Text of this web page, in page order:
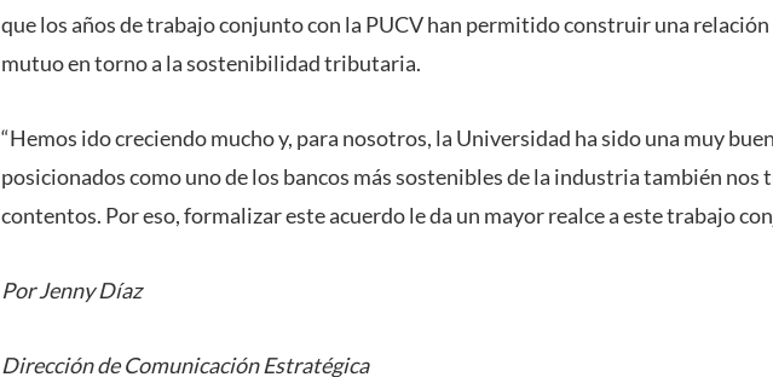
que los años de trabajo conjunto con la PUCV han permitido construir una
mutuo en torno a la sostenibilidad tributaria.
“Hemos ido creciendo mucho y, para nosotros, la Universidad ha sido una muy
posicionados como uno de los bancos más sostenibles de la industria también nos
contentos. Por eso, formalizar este acuerdo le da un mayor realce a este trabajo
Por Jenny Díaz
Dirección de Comunicación Estratégica